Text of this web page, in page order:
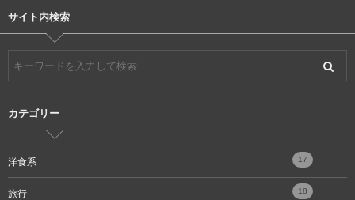
サイト内検索
カテゴリー
洋食系 17
旅行 18